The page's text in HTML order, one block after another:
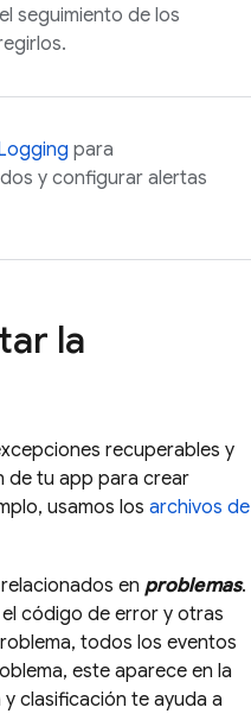
seguimiento de los
para
y configurar alertas
la
recuperables y
de tu app para crear
usamos los archivos de
en problemas.
el código de error y otras
todos los eventos
este aparece en la
clasificación te ayuda a